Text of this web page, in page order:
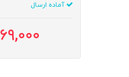
آماده ارسال
69,000